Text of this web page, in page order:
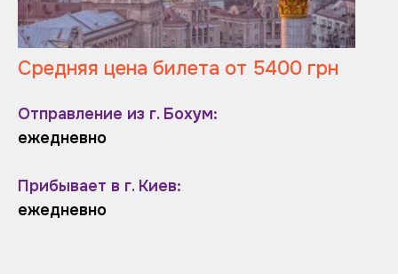
Средняя цена билета от 5400 грн
Отправление из г. Бохум:
ежедневно
Прибывает в г. Киев:
ежедневно